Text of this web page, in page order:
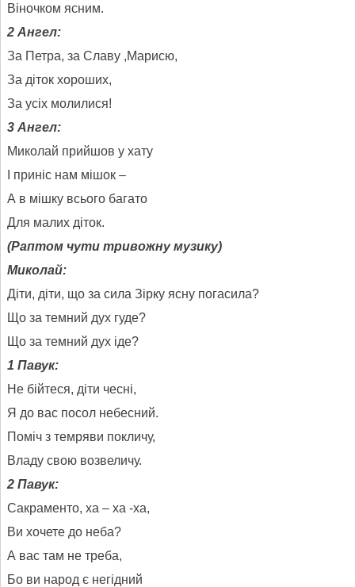
Віночком ясним.
2 Ангел:
За Петра, за Славу ,Марисю,
За діток хороших,
За усіх молилися!
3 Ангел:
Миколай прийшов у хату
І приніс нам мішок –
А в мішку всього багато
Для малих діток.
(Раптом чути тривожну музику)
Миколай:
Діти, діти, що за сила Зірку ясну погасила?
Що за темний дух гуде?
Що за темний дух іде?
1 Павук:
Не бійтеся, діти чесні,
Я до вас посол небесний.
Поміч з темряви покличу,
Владу свою возвеличу.
2 Павук:
Сакраменто, ха – ха -ха,
Ви хочете до неба?
А вас там не треба,
Бо ви народ є негідний